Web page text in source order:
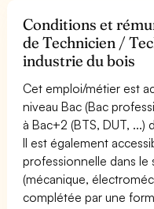
Conditions et
de Technicien /
industrie du bois
Cet emploi/métier est
niveau Bac (Bac
à Bac+2 (BTS, DUT, ...)
Il est également
professionnelle dans le
(mécanique,
complétée par une